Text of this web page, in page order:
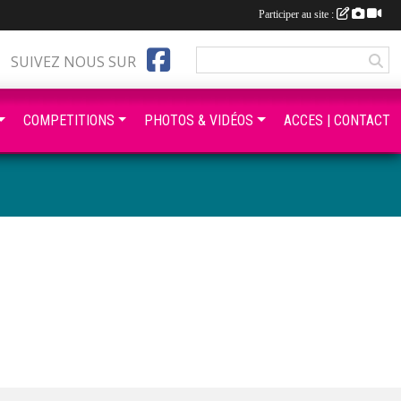
SUIVEZ NOUS SUR
COMPETITIONS PHOTOS & VIDÉOS ACCES | CONTACT
Participer au site :